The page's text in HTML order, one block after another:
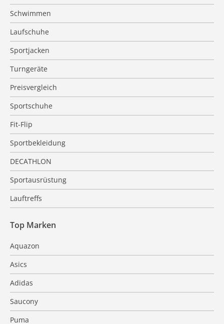
Schwimmen
Laufschuhe
Sportjacken
Turngeräte
Preisvergleich
Sportschuhe
Fit-Flip
Sportbekleidung
DECATHLON
Sportausrüstung
Lauftreffs
Top Marken
Aquazon
Asics
Adidas
Saucony
Puma